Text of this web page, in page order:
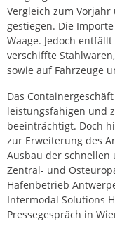
Vergleich zum
gestiegen. Die
Waage. Jedoch
verschiffte
sowie auf Fahrzeuge
Das
leistungsfähigen und
beeinträchtigt. Doch
zur Erweiterung des
Ausbau der schnellen
Zentral- und
Hafenbetrieb
Intermodal Solutions
Pressegespräch in